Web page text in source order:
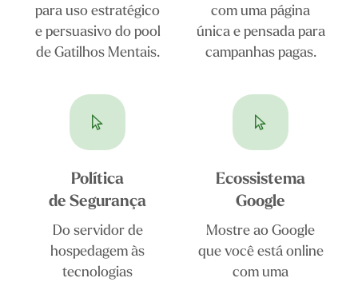
para uso estratégico
e persuasivo do pool
de Gatilhos Mentais.
com uma página
única e pensada para
campanhas pagas.
Política
de Segurança
Do servidor de
hospedagem às
tecnologias
Ecossistema
Google
Mostre ao Google
que você está online
com uma